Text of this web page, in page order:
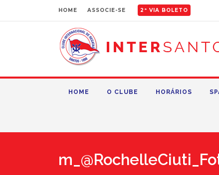
HOME ASSOCIE-SE 2ª VIA BOLETO
HOME O CLUBE HORÁRIOS